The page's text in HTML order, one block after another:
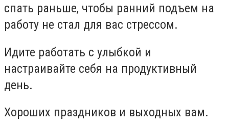
спать раньше, чтобы ранний подъем на
работу не стал для вас стрессом.
Идите работать с улыбкой и
настраивайте себя на продуктивный
день.
Хороших праздников и выходных вам.